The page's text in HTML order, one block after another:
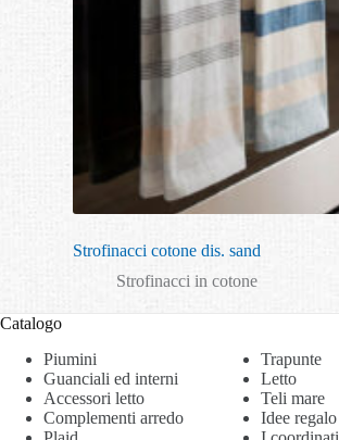
Strofinacci cotone dis. sand
Strofinacci in cotone
Catalogo
Piumini
Trapunte
Guanciali ed interni
Letto
Accessori letto
Teli mare
Complementi arredo
Idee regalo